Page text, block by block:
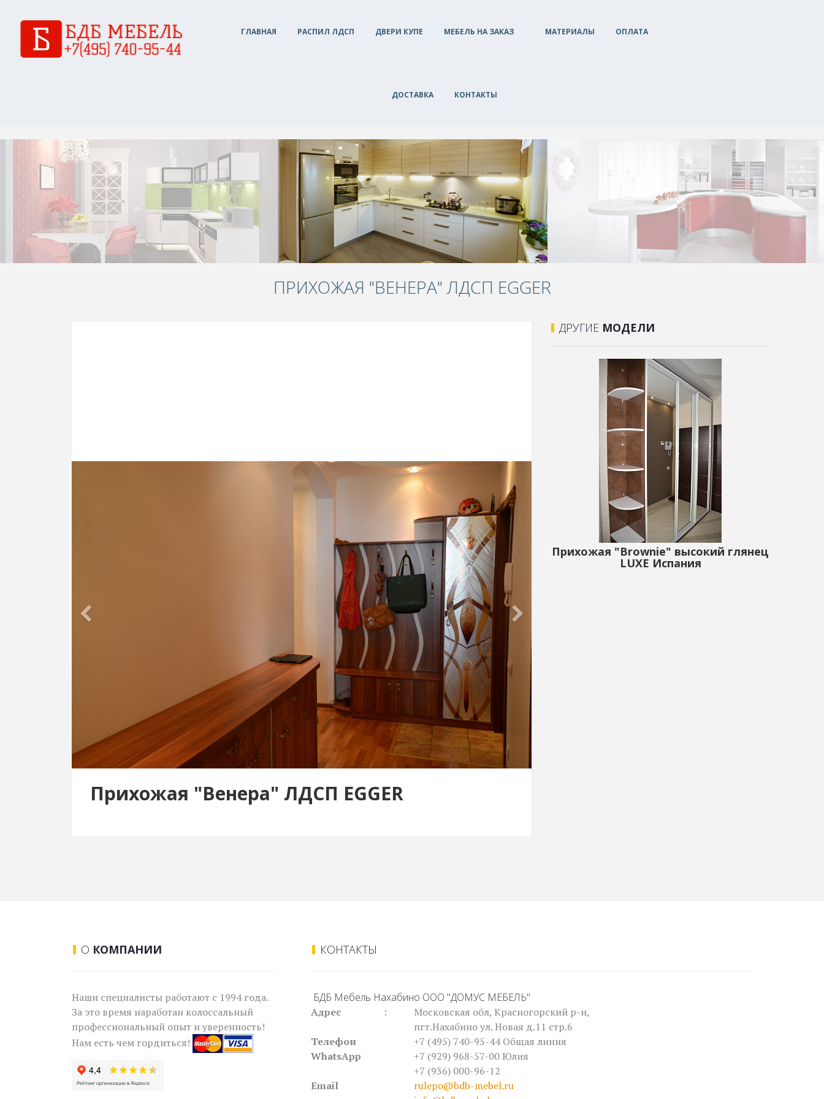
ГЛАВНАЯ РАСПИЛ ЛДСП ДВЕРИ КУПЕ МЕБЕЛЬ НА ЗАКАЗ МАТЕРИАЛЫ ОПЛАТА
ДОСТАВКА КОНТАКТЫ
ПРИХОЖАЯ "ВЕНЕРА" ЛДСП EGGER
Прихожая "Венера" ЛДСП EGGER
ДРУГИЕ МОДЕЛИ
Прихожая "Brownie" высокий глянец
LUXE Испания
О КОМПАНИИ
Наши специалисты работают с 1994 года.
За это время наработан колоссальный
профессиональный опыт и уверенность!
Нам есть чем гордиться!
КОНТАКТЫ
БДБ Мебель Нахабино ООО "ДОМУС МЕБЕЛЬ"
Адрес
:
Московская обл, Красногорский р-н,
пгт.Нахабино ул. Новая д.11 стр.6
Телефон
WhatsApp
+7 (495) 740-95-44Общая линия
+7 (929) 968-57-00 Юлия
+7 (936) 000-96-12
Email
rulepo@bdb-mebel.ru